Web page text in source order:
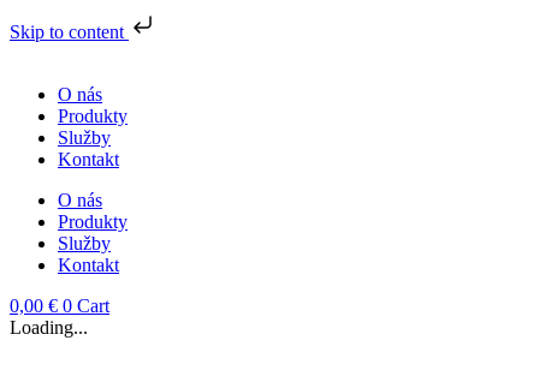
Skip to content
obsah
O nás
Produkty
Služby
Kontakt
O nás
Produkty
Služby
Kontakt
0,00 € 0 Cart
Loading...